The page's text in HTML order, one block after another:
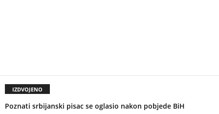
IZDVOJENO
Poznati srbijanski pisac se oglasio nakon pobjede BiH